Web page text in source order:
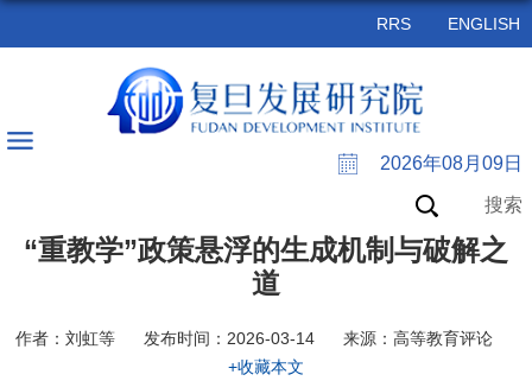
RRS ENGLISH
2026年08月09日
搜索
“重教学”政策悬浮的生成机制与破解之
道
作者：刘虹等 发布时间：2026-03-14
来源：高等教育评论
+收藏本文